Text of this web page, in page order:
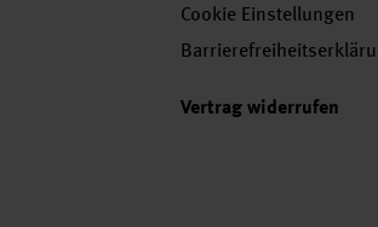
Cookie Einstellungen
Vertrag widerrufen